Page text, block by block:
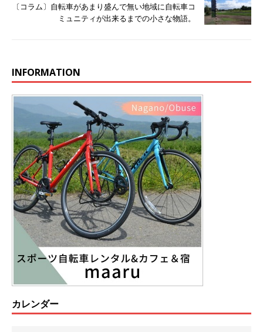
〔コラム〕自転車があまり盛んで無い地域に自転車コ
ミュニティが出来るまでの小さな物語。
INFORMATION
カレンダー